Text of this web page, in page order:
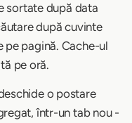
sortate după data
după cuvinte
pe pagină. Cache-ul
pe oră.
o postare
într-un tab nou -